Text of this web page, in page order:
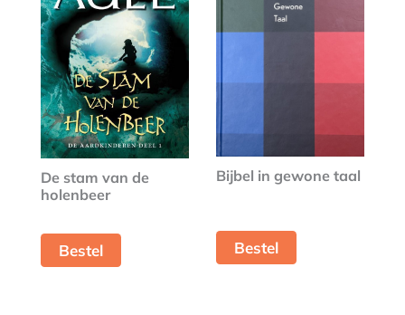
De stam van de
holenbeer
Bestel
Bijbel in gewone taal
Bestel